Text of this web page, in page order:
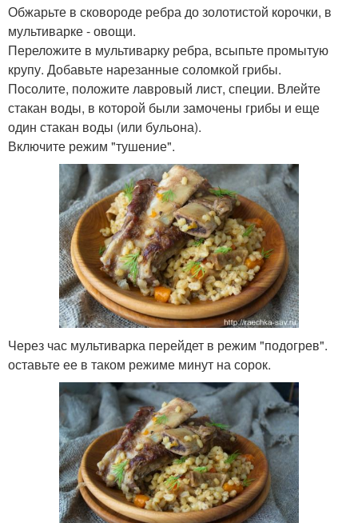
Обжарьте в сковороде ребра до золотистой корочки, в
мультиварке - овощи.
Переложите в мультиварку ребра, всыпьте промытую
крупу. Добавьте нарезанные соломкой грибы.
Посолите, положите лавровый лист, специи. Влейте
стакан воды, в которой были замочены грибы и еще
один стакан воды (или бульона).
Включите режим "тушение".
Через час мультиварка перейдет в режим "подогрев".
оставьте ее в таком режиме минут на сорок.